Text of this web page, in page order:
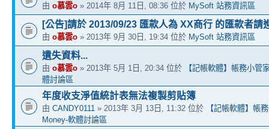
由 o慕雲o » 2014年 8月 11日, 08:36 位於 MySoft 站務資訊區
[公告]請於 2013/09/23 匯款人為 XX商行 的匯款者請
由 o慕雲o » 2013年 9月 30日, 19:34 位於 MySoft 站務資訊區
遺失資料...
由 o慕雲o » 2013年 5月 1日, 20:34 位於
【記帳軟體】帳務小管
體討論區
年度收支淨值統計表無法複製剪貼簿
由 CANDY0111 » 2013年 3月 13日, 11:32 位於
【記帳軟體】帳
Money-軟體討論區